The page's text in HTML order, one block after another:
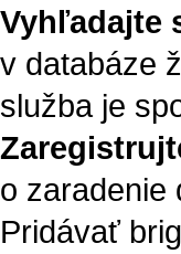
Vyhľadajte
v databáze
služba je
o zaradenie
Pridávať